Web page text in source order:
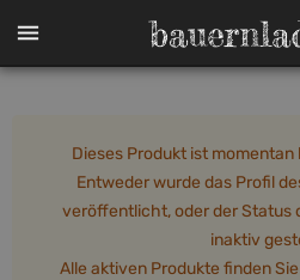
Dieses Produkt ist
Entweder wurde das Profil
veröffentlicht, oder der Status
inaktiv
Alle aktiven Produkte finden